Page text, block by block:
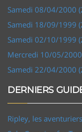
Samedi 08/04/2000
Samedi 18/09/1999
Samedi 02/10/1999
Mercredi 10/05/
Samedi 22/04/2000
DERNIERS
Ripley, les